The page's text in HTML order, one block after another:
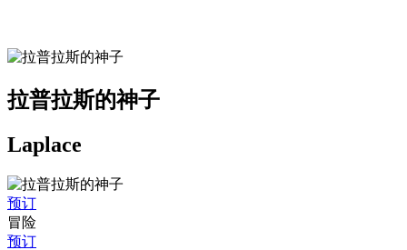
拉普拉斯的神子
Laplace
预订
冒险
预订